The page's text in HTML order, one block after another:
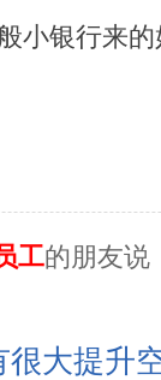
小银行来
工的朋友说
很大提升